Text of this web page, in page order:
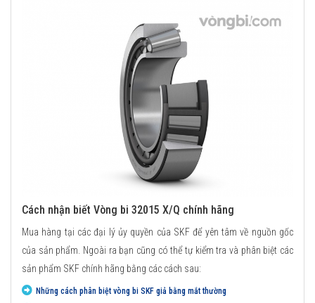
Cách nhận biết Vòng bi 32015 X/Q chính hãng
Mua hàng tại các đại lý ủy quyền của SKF để yên tâm về nguồn gốc
của sản phẩm. Ngoài ra bạn cũng có thể tự kiểm tra và phân biệt các
sản phẩm SKF chính hãng bằng các cách sau:
Những cách phân biệt vòng bi SKF giả bằng mắt thường